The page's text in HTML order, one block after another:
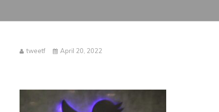
tweetf April 20, 2022